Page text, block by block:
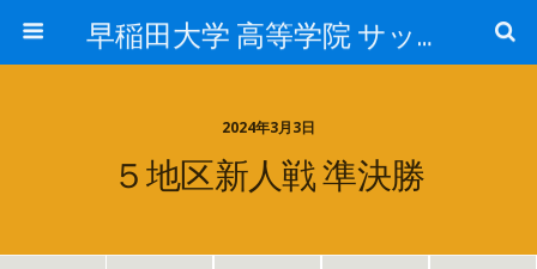
早稲田大学 高等学院 サッカー部
2024年3月3日
５地区新人戦 準決勝